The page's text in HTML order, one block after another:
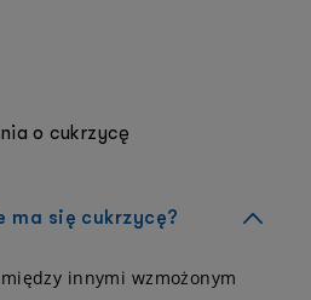
o cukrzycę
ma się cukrzycę?
innymi wzmożonym